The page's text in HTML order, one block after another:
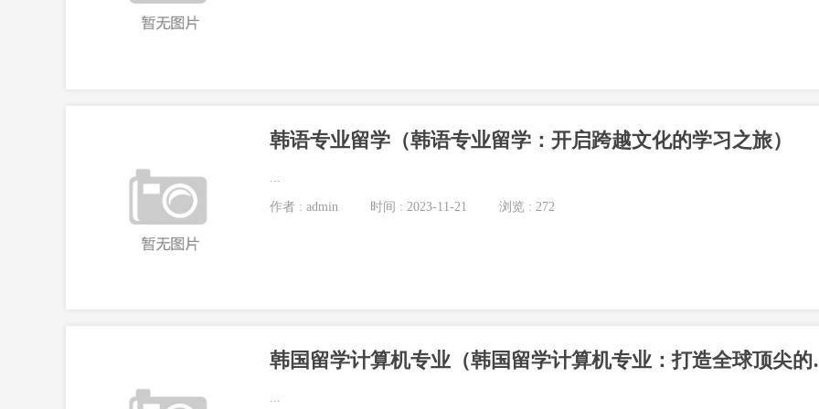
韩语专业留学（韩语专业留学：开启跨越文化的学习之旅）
作者 : admin 时间 : 2023-11-21 浏览 : 272
韩国留学计